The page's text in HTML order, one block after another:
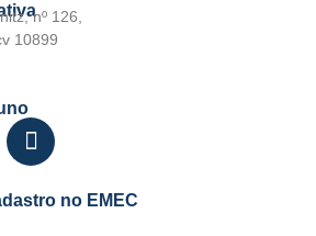
nº 126,
10899
no EMEC